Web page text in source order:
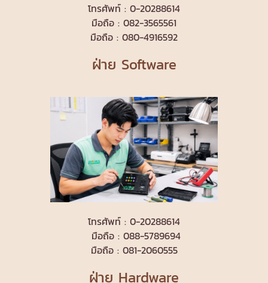
โทรศัพท์ : 0-20288614
มือถือ : 082-3565561
มือถือ : 080-4916592
ฝ่าย Software
โทรศัพท์ : 0-20288614
มือถือ : 088-5789694
มือถือ : 081-2060555
ฝ่าย Hardware